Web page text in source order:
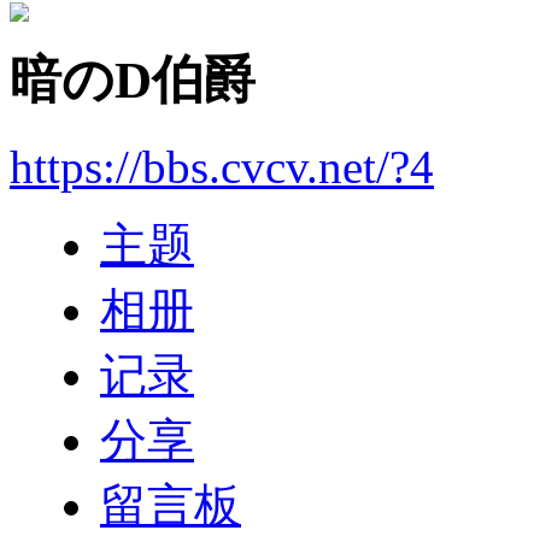
暗のD伯爵
https://bbs.cvcv.net/?4
主题
相册
记录
分享
留言板